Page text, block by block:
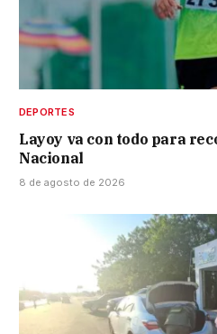
DEPORTES
Layoy va con todo para
Nacional
8 de agosto de 2026